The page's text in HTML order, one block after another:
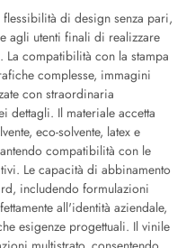
di design senza pari,
agli utenti finali di realizzare
La compatibilità con la stampa
complesse, immagini
con straordinaria
dettagli. Il materiale accetta
eco-solvente, latex e
compatibilità con le
Le capacità di abbinamento
includendo formulazioni
all'identità aziendale,
esigenze progettuali. Il vinile